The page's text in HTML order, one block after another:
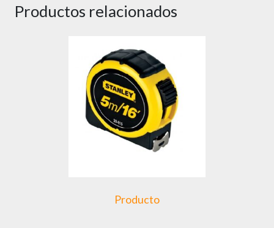
Productos relacionados
Producto